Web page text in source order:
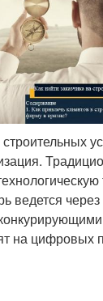
ведется
на цифровых